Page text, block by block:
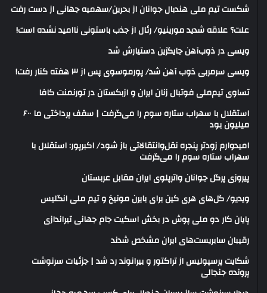
شکست تیم ملی هندبال جوانان از بحرین/سهمیه جهانی از دست رفت
علت؟ علاقه شدید مورینیو/ رئال از جذب باستونی ناامید نشده است!
ویسی در ذوب‌آهن جایگزین دستیارش شد
ویسی سرمربی ذوب آهن شد/ پورموسوی پس از ۳ هفته کنار رفت!
تساوی تیم‌ملی فوتبال زنان ایران و ازبکستان در تورنمنت کافا
استقلال با سهراب ستاره سوم را می‌گرفت | سقف پرداختی ما ۶۰۰
میلیون بود
امیدوارم زودتر پنجره نقل‌وانتقالاتی باز شود/ اکبرپور: استقلال با
سهراب ستاره سوم را می‌گرفت
پیروزی پرگل جوانان واترپلوی ایران مقابل عربستان
ویدیو/ گل‌های هری‌ کین برای بایرن مونیخ و تیم ملی انگلیس
پایان کار دو ملی پوش در بخش اسکیت جام جهانی تیراندازی
رقیبان سابریست‌های ایران مشخص شدند
شکایت پرسپولیس از تراکتور و بیرانوند رد شد | جزئیات سرنوشت
پرونده جنجالی